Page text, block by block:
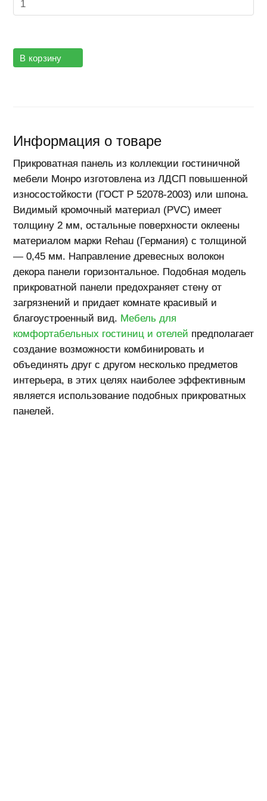
В корзину
Информация о товаре
Прикроватная панель из коллекции гостиничной
мебели Монро изготовлена из ЛДСП повышенной
износостойкости (ГОСТ Р 52078-2003) или шпона.
Видимый кромочный материал (PVC) имеет
толщину 2 мм, остальные поверхности оклеены
материалом марки Rehau (Германия) с толщиной
— 0,45 мм. Направление древесных волокон
декора панели горизонтальное. Подобная модель
прикроватной панели предохраняет стену от
загрязнений и придает комнате красивый и
благоустроенный вид. Мебель для
комфортабельных гостиниц и отелей предполагает
создание возможности комбинировать и
объединять друг с другом несколько предметов
интерьера, в этих целях наиболее эффективным
является использование подобных прикроватных
панелей.